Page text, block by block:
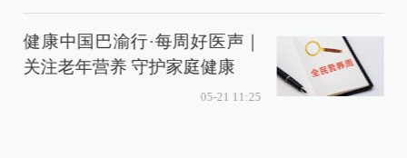
健康中国巴渝行·每周好医声｜
关注老年营养 守护家庭健康
05-21 11:25